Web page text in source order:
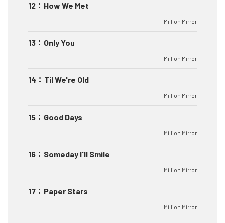
12 ： How We Met
Million Mirror
13 ： Only You
Million Mirror
14 ： Til We're Old
Million Mirror
15 ： Good Days
Million Mirror
16 ： Someday I'll Smile
Million Mirror
17 ： Paper Stars
Million Mirror